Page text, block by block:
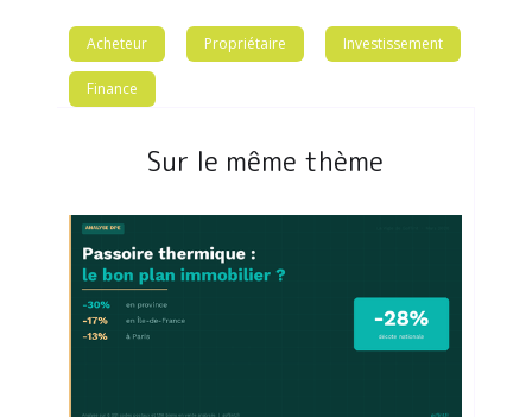
Acheteur Propriétaire Investissement
Finance
Sur le même thème